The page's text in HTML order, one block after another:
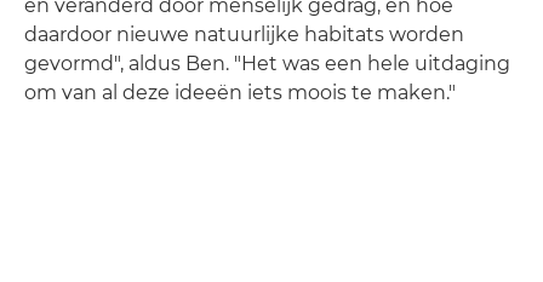
en veranderd door menselijk gedrag, en hoe
daardoor nieuwe natuurlijke habitats worden
gevormd", aldus Ben. "Het was een hele uitdaging
om van al deze ideeën iets moois te maken."